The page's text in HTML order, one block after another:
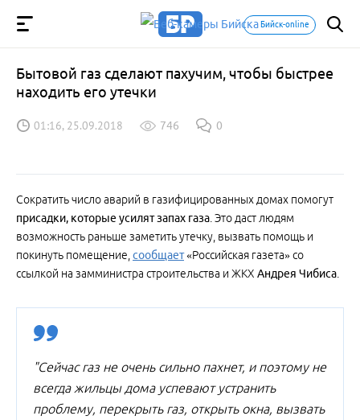
Бийск-online
Бытовой газ сделают пахучим, чтобы быстрее
находить его утечки
01:16, 25.09.2018 746 0
Сократить число аварий в газифицированных домах помогут
присадки, которые усилят запах газа . Это даст людям
возможность раньше заметить утечку, вызвать помощь и
покинуть помещение, сообщает«Российская газета» со
ссылкой на замминистра строительства и ЖКХ Андрея Чибиса
"Сейчас газ не очень сильно пахнет, и поэтому не
всегда жильцы дома успевают устранить
проблему, перекрыть газ, открыть окна, вызвать